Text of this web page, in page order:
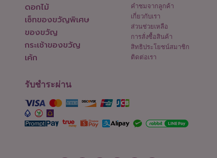
ดอกไม้
เซ็ทของขวัญพิเศษ
ของขวัญ
กระเช้าของขวัญ
เค้ก
คำชมจากลูกค้า
เกี่ยวกับเรา
ส่วนช่วยเหลือ
การสั่งซื้อสินค้า
สิทธิประโยชน์สมาชิก
ติดต่อเรา
รับชำระผ่าน